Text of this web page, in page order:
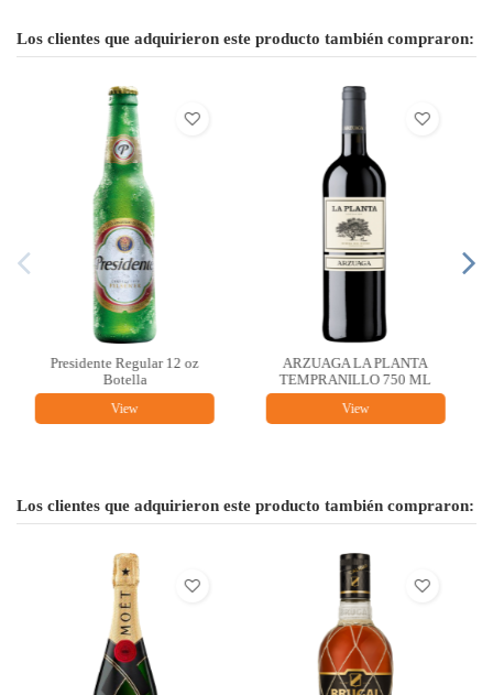
Los clientes que adquirieron este producto también compraron:
LA PLANTA
750 ML
MARIETA ALBARIÑO
750ML
Los clientes que adquirieron este producto también compraron: